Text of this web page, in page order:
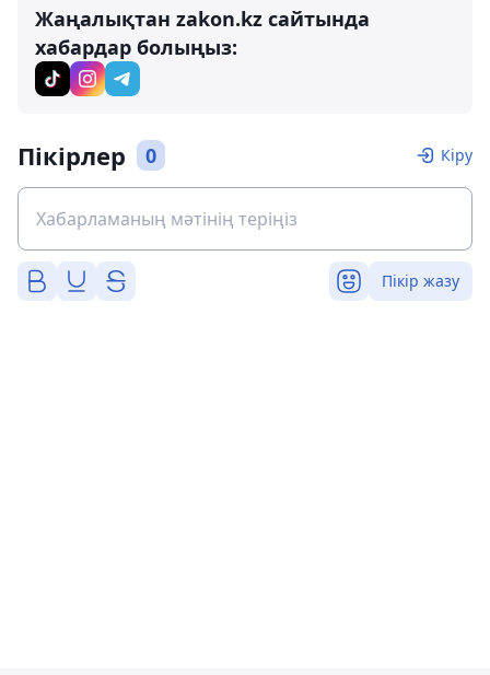
Жаңалықтан zakon.kz сайтында
хабардар болыңыз:
Пікірлер 0 Кіру
Пікір жазу